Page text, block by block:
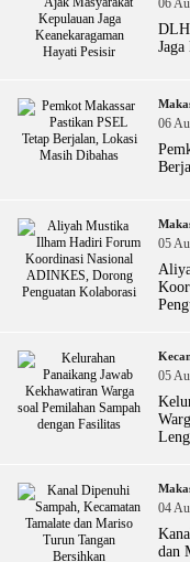
06
DLH
06
05
05
04
dan